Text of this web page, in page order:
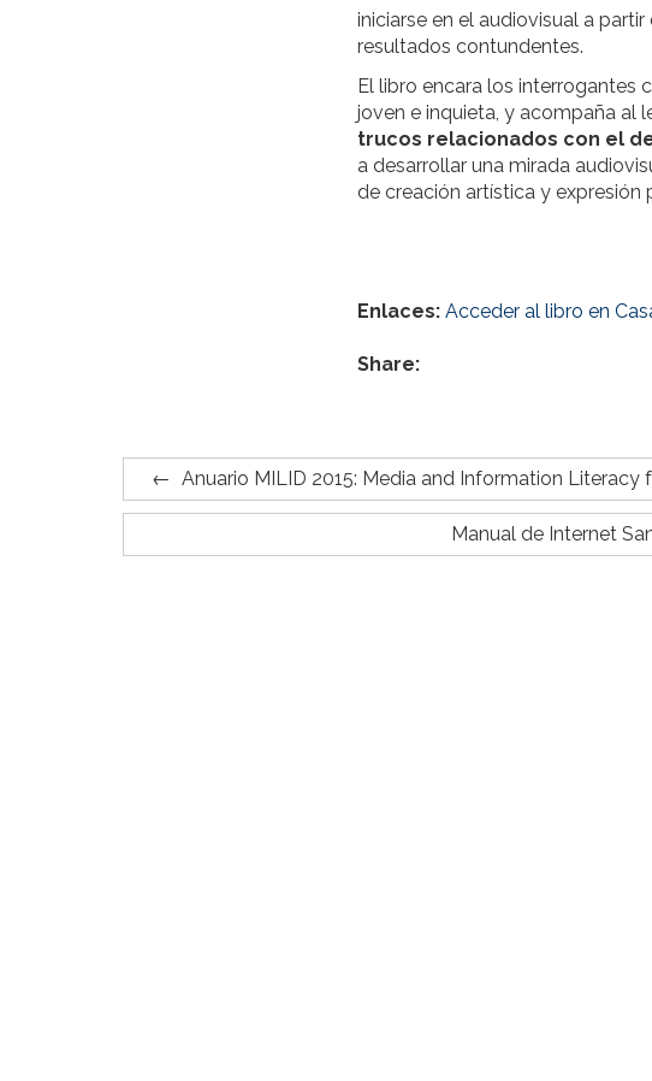
iniciarse en el audiovisual a
resultados contundentes.
El libro encara los interrogantes
joven e inquieta, y acompaña al
trucos relacionados con el
a desarrollar una mirada
de creación artística y expresión
Enlaces: Acceder al libro en
Share:
Anuario MILID 2015: Media and Information
Manual de Internet